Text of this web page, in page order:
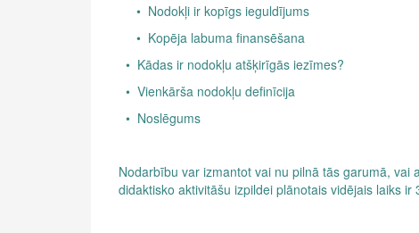
• Nodokļi ir kopīgs ieguldījums
• Kopēja labuma finansēšana
• Kādas ir nodokļu atšķirīgās iezīmes?
• Vienkārša nodokļu definīcija
• Noslēgums
Nodarbību var izmantot vai nu pilnā tās garumā,
didaktisko aktivitāšu izpildei plānotais vidējais laiks ir